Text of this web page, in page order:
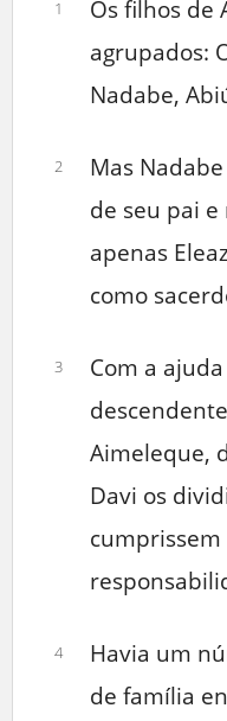
1
Os filhos de
agrupados:
Nadabe,
2
Mas
de seu pai
apenas
como
3
Com a
Aimeleque,
Davi os
cumprissem
4
Havia um
de família